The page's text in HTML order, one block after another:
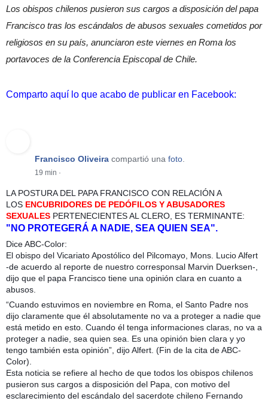
Los obispos chilenos pusieron sus cargos a disposición del papa
Francisco tras los escándalos de abusos sexuales cometidos por
religiosos en su país, anunciaron este viernes en Roma los
portavoces de la Conferencia Episcopal de Chile.
Comparto aquí lo que acabo de publicar en Facebook:
Francisco Oliveira compartió una foto
19 min ·
LA POSTURA DEL PAPA FRANCISCO CON RELACIÓN A
LOS ENCUBRIDORES DE PEDÓFILOS Y ABUSADORES
SEXUALES PERTENECIENTES AL CLERO, ES TERMINANTE:
"NO PROTEGERÁ A NADIE, SEA QUIEN SEA".
Dice ABC-Color:
El obispo del Vicariato Apostólico del Pilcomayo, Mons. Lucio Alfert
-de acuerdo al reporte de nuestro corresponsal Marvin Duerksen-,
dijo que el papa Francisco tiene una opinión clara en cuanto a
abusos.
“Cuando estuvimos en noviembre en Roma, el Santo Padre nos
dijo claramente que él absolutamente no va a proteger a nadie que
está metido en esto. Cuando él tenga informaciones claras, no va a
proteger a nadie, sea quien sea. Es una opinión bien clara y yo
tengo también esta opinión”, dijo Alfert. (Fin de la cita de ABC-
Color).
Esta noticia se refiere al hecho de que todos los obispos chilenos
pusieron sus cargos a disposición del Papa, con motivo del
esclarecimiento del escándalo del sacerdote chileno Fernando